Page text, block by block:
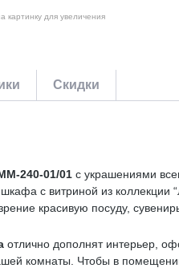
картинку для увеличения
Скидки
240-01/01 с украшениями
с витриной из коллекции
красивую посуду,
отлично дополнят интерьер,
комнаты. Чтобы в